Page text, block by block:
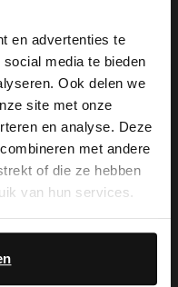
en advertenties te
media te bieden
Ook delen we
site met onze
en analyse. Deze
met andere
of die ze hebben
van hun services.
×
English?
Dutch. Would